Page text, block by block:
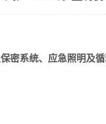
密系统、应急照明及